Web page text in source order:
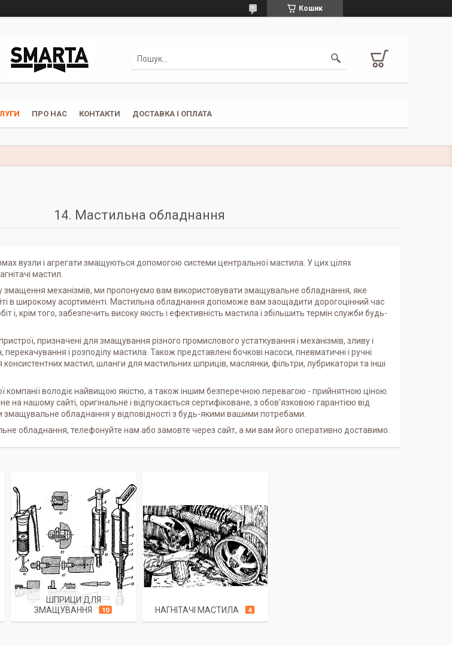
Кошик
ПРО НАС КОНТАКТИ ДОСТАВКА І ОПЛАТА
14. Мастильна обладнання
вузли і агрегати змащуються допомогою системи центральної мастила. У цих цілях
мастил.
змащення механізмів, ми пропонуємо вам використовувати змащувальне обладнання, яке
в широкому асортименті. Мастильна обладнання допоможе вам заощадити дорогоцінний час
і, крім того, забезпечить високу якість і ефективність мастила і збільшить термін служби будь-
призначені для змащування різного промислового устаткування і механізмів, зливу і
перекачування і розподілу мастила. Також представлені бочкові насоси, пневматичні і ручні
консистентних мастил, шланги для мастильних шприців, маслянки, фільтри, лубрикатори та інші
компанії володіє найвищою якістю, а також іншим безперечною перевагою - прийнятною ціною.
на нашому сайті, оригінальне і відпускається сертифіковане, з обов'язковою гарантією від
обладнання у відповідності з будь-якими вашими потребами.
обладнання, телефонуйте нам або замовте через сайт, а ми вам його оперативно доставимо.
ШПРИЦИ ДЛЯ
ЗМАЩУВАННЯ
10 НАГНІТАЧІ МАСТИЛА 4